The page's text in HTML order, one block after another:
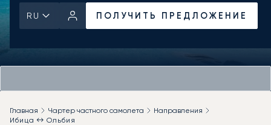
RU ПОЛУЧИТЬ ПРЕДЛОЖЕНИЕ
Главная Чартер частного самолета
Направления
Ибица ↔ Ольбия